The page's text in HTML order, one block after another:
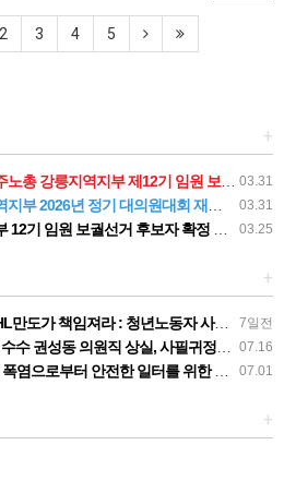
2 3 4 5
+
03.31
지역지부 제12기 임원 보궐선거결과 공고
03.31
2026년 정기 대의원대회 재소집 건
03.25
기 임원 보궐선거 후보자 확정 공고
+
7일전
동자 사망사고의 철저한 진상규명과 재발방지 대책 마련하라
07.16
권성동 의원직 상실, 사필귀정이다
07.01
를 위한 민주노총 강원지역본부 폭염감시단 선포 기자회견
+